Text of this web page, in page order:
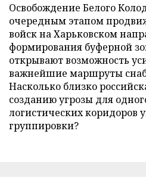
Освобождение Белого
очередным этапом
войск на Харьковском
формирования буферной
открывают возможность
важнейшие маршруты
Насколько близко
созданию угрозы для
логистических коридоров
группировки?